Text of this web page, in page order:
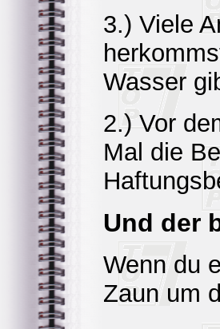
3.) Viele
Wasser
2.) Vor
Mal die
Und der
Wenn du
Zaun um